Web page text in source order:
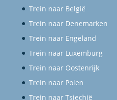
Trein naar België
Trein naar Denemarken
Trein naar Engeland
Trein naar Luxemburg
Trein naar Oostenrijk
Trein naar Polen
Trein naar Tsjechië